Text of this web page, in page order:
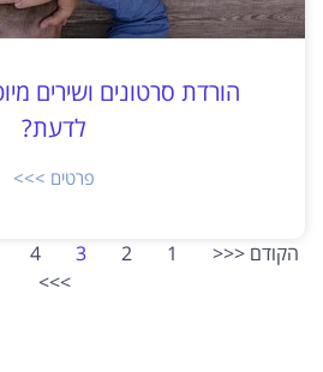
הורדת סרטונים ושירים
לדעת?
פרטים >>>
הקודם <<< 1
2
3
4
>>>